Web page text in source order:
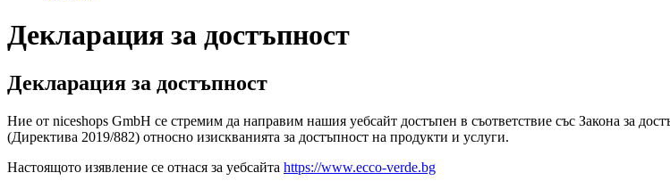
Декларация за достъпност
Декларация за достъпност
Ние от niceshops GmbH се стремим да направим нашия уебсайт достъпен в съответствие със Закона за
(Директива 2019/882) относно изискванията за достъпност на продукти и услуги.
Настоящото изявление се отнася за уебсайта https://www.ecco-verde.bg